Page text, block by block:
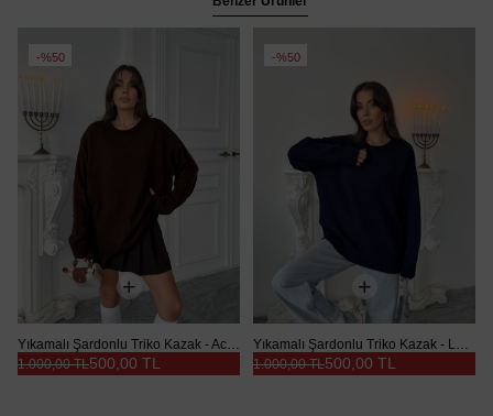
%50
Yıkamalı Şardonlu Triko Kazak - Acı kahve
500,00 TL
1.000,00 TL
%50
Yıkamalı Şardonlu Triko Kazak - Lacivert
500,00 TL
1.000,00 TL